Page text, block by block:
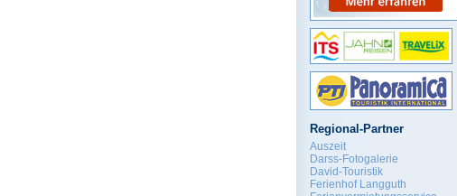
Regional-Partner
Auszeit
Darss-Fotogalerie
David-Touristik
Ferienhof Langguth